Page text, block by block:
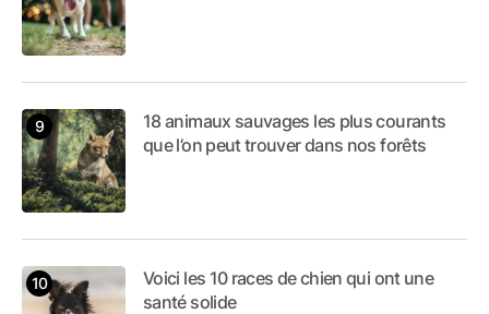
18 animaux sauvages les plus courants
que l’on peut trouver dans nos forêts
Voici les 10 races de chien qui ont une
santé solide